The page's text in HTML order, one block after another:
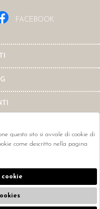
FACEBOOK
questo sito si avvale di cookie di
come descritto nella pagina